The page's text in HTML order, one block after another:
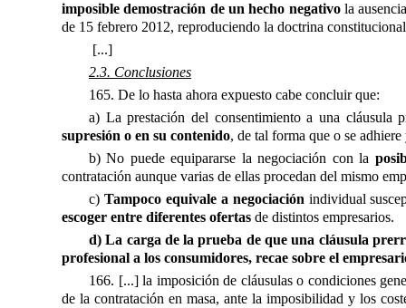
imposible demostración de un hecho negativola
de 15 febrero 2012, reproduciendo la doctrina
[...]
2.3. Conclusiones
165. De lo hasta ahora expuesto cabe concluir que:
a) La prestación del consentimiento a una cláusula
supresión o en su contenido, de tal forma que o se
b) No puede equipararse la negociación con la
contratación aunque varias de ellas procedan del mismo
c) Tampoco equivale a negociaciónindividual
escoger entre diferentes ofertas de distintos empresarios.
d) La carga de la prueba de que una cláusula
profesional a los consumidores, recae sobre el
166. [...] la imposición de cláusulas o condiciones
de la contratación en masa, ante la imposibilidad y los